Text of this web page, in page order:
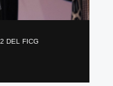
DEL FICG